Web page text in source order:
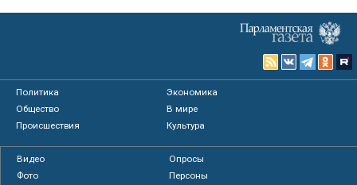
Политика
Экономика
Общество
В мире
Происшествия
Культура
Видео
Опросы
Фото
Персоны